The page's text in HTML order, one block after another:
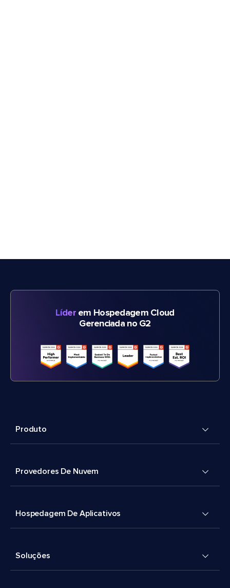
Líderem Hospedagem Cloud
Gerenciada no G2
Produto
Provedores De Nuvem
Hospedagem De Aplicativos
Soluções